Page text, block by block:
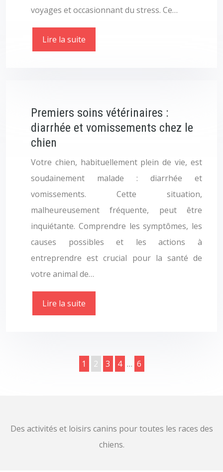
voyages et occasionnant du stress. Ce…
Lire la suite
Premiers soins vétérinaires :
diarrhée et vomissements chez le
chien
Votre chien, habituellement plein de vie, est
soudainement malade : diarrhée et
vomissements. Cette situation,
malheureusement fréquente, peut être
inquiétante. Comprendre les symptômes, les
causes possibles et les actions à
entreprendre est crucial pour la santé de
votre animal de…
Lire la suite
1 2 3 4 … 6
Des activités et loisirs canins pour toutes les races des
chiens.